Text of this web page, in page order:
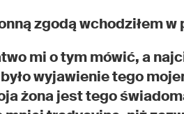
zgodą wchodziłem
mi o tym mówić, a
wyjawienie tego
żona jest tego